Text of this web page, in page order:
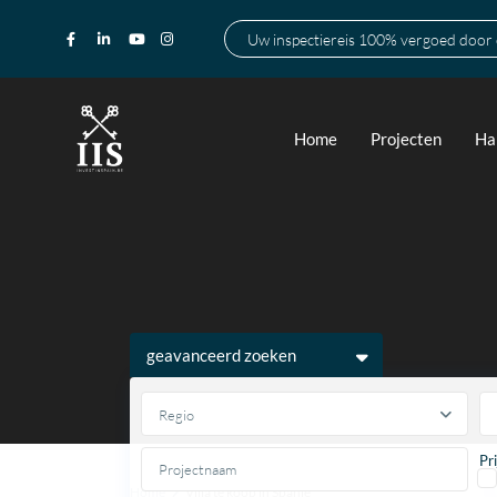
Uw inspectiereis 100% vergoed door
Home Projecten
geavanceerd zoeken
Regio
Home Villa te koop in Spanje